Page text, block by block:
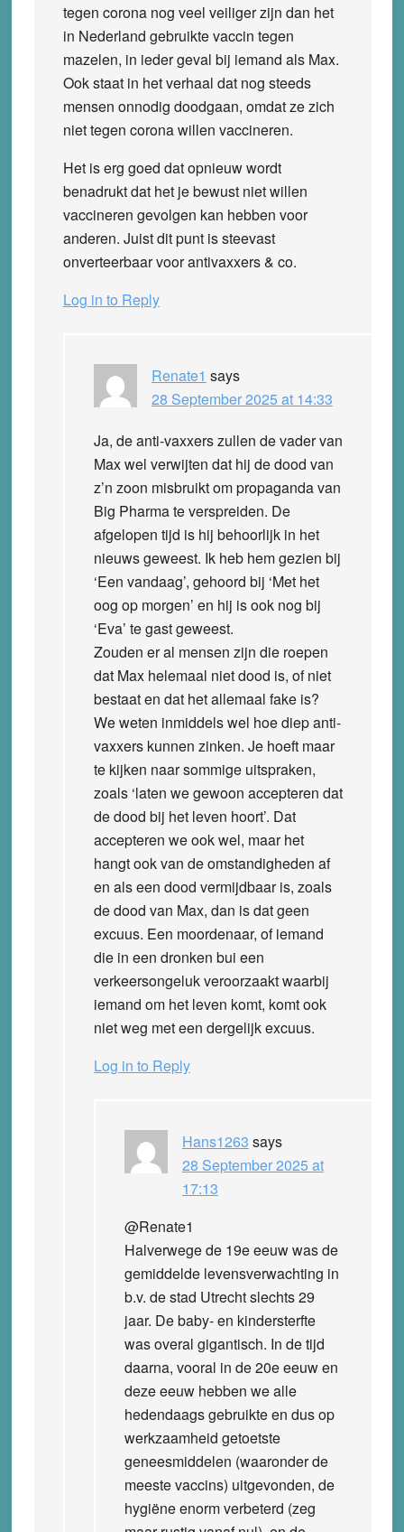
tegen corona nog veel veiliger zijn dan het
in Nederland gebruikte vaccin tegen
mazelen, in ieder geval bij iemand als Max.
Ook staat in het verhaal dat nog steeds
mensen onnodig doodgaan, omdat ze zich
niet tegen corona willen vaccineren.
Het is erg goed dat opnieuw wordt
benadrukt dat het je bewust niet willen
vaccineren gevolgen kan hebben voor
anderen. Juist dit punt is steevast
onverteerbaar voor antivaxxers & co.
Log in to Reply
Renate1 says
28 September 2025 at 14:33
Ja, de anti-vaxxers zullen de vader van
Max wel verwijten dat hij de dood van
z’n zoon misbruikt om propaganda van
Big Pharma te verspreiden. De
afgelopen tijd is hij behoorlijk in het
nieuws geweest. Ik heb hem gezien bij
‘Een vandaag’, gehoord bij ‘Met het
oog op morgen’ en hij is ook nog bij
‘Eva’ te gast geweest.
Zouden er al mensen zijn die roepen
dat Max helemaal niet dood is, of niet
bestaat en dat het allemaal fake is?
We weten inmiddels wel hoe diep anti-
vaxxers kunnen zinken. Je hoeft maar
te kijken naar sommige uitspraken,
zoals ‘laten we gewoon accepteren dat
de dood bij het leven hoort’. Dat
accepteren we ook wel, maar het
hangt ook van de omstandigheden af
en als een dood vermijdbaar is, zoals
de dood van Max, dan is dat geen
excuus. Een moordenaar, of iemand
die in een dronken bui een
verkeersongeluk veroorzaakt waarbij
iemand om het leven komt, komt ook
niet weg met een dergelijk excuus.
Log in to Reply
Hans1263 says
28 September 2025 at
17:13
@Renate1
Halverwege de 19e eeuw was de
gemiddelde levensverwachting in
b.v. de stad Utrecht slechts 29
jaar. De baby- en kindersterfte
was overal gigantisch. In de tijd
daarna, vooral in de 20e eeuw en
deze eeuw hebben we alle
hedendaags gebruikte en dus op
werkzaamheid getoetste
geneesmiddelen (waaronder de
meeste vaccins) uitgevonden, de
hygiëne enorm verbeterd (zeg